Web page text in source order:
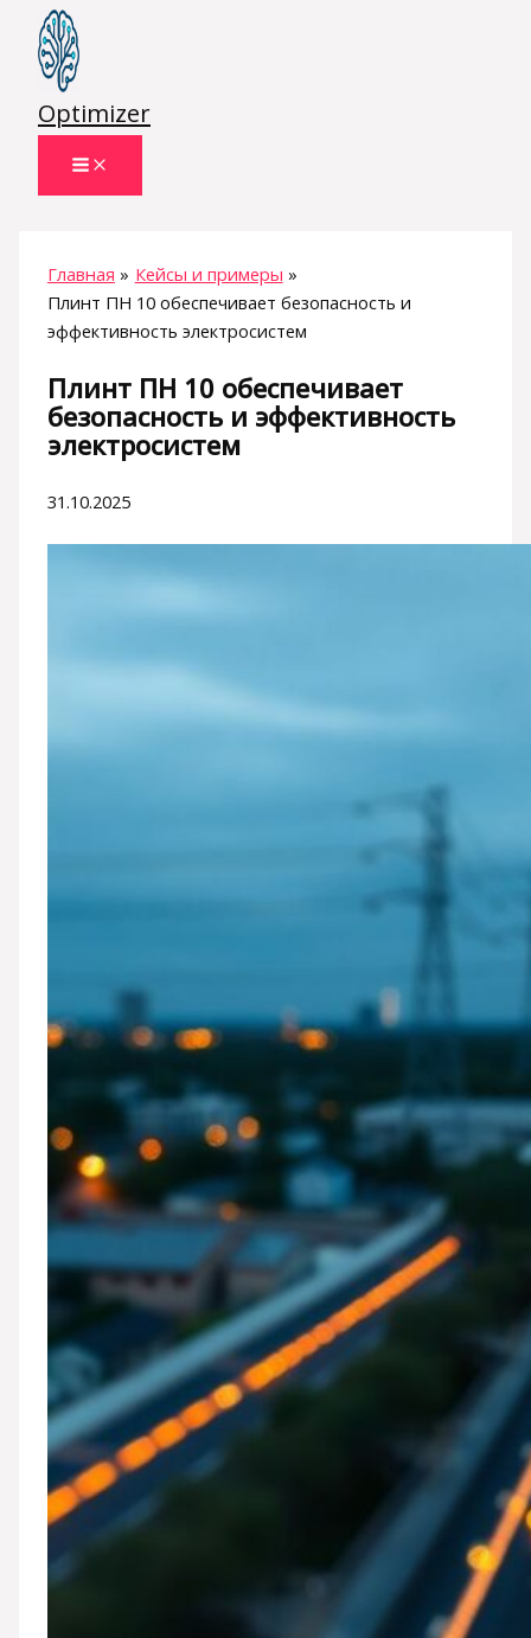
Перейти
содержимому
Optimizer
Главная
Кейсы и примеры
Плинт ПН 10 обеспечивает безопасность и
эффективность электросистем
Плинт ПН 10 обеспечивает
безопасность и эффективность
электросистем
31.10.2025